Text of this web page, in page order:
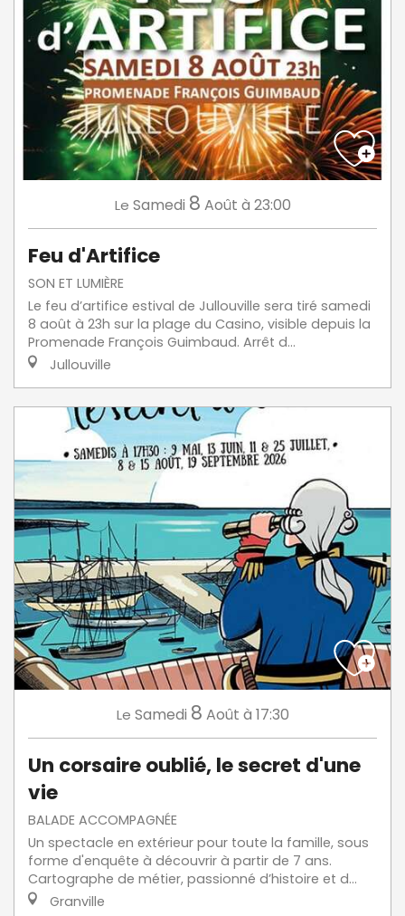
Le Samedi 8 Août à 23:00
Feu d'Artifice
SON ET LUMIÈRE
Le feu d’artifice estival de Jullouville sera tiré samedi
8 août à 23h sur la plage du Casino, visible depuis la
Promenade François Guimbaud. Arrêt d...
Jullouville
Le Samedi 8 Août à 17:30
Un corsaire oublié, le secret d'une
vie
BALADE ACCOMPAGNÉE
Un spectacle en extérieur pour toute la famille, sous
forme d'enquête à découvrir à partir de 7 ans.
Cartographe de métier, passionné d’histoire et d...
Granville